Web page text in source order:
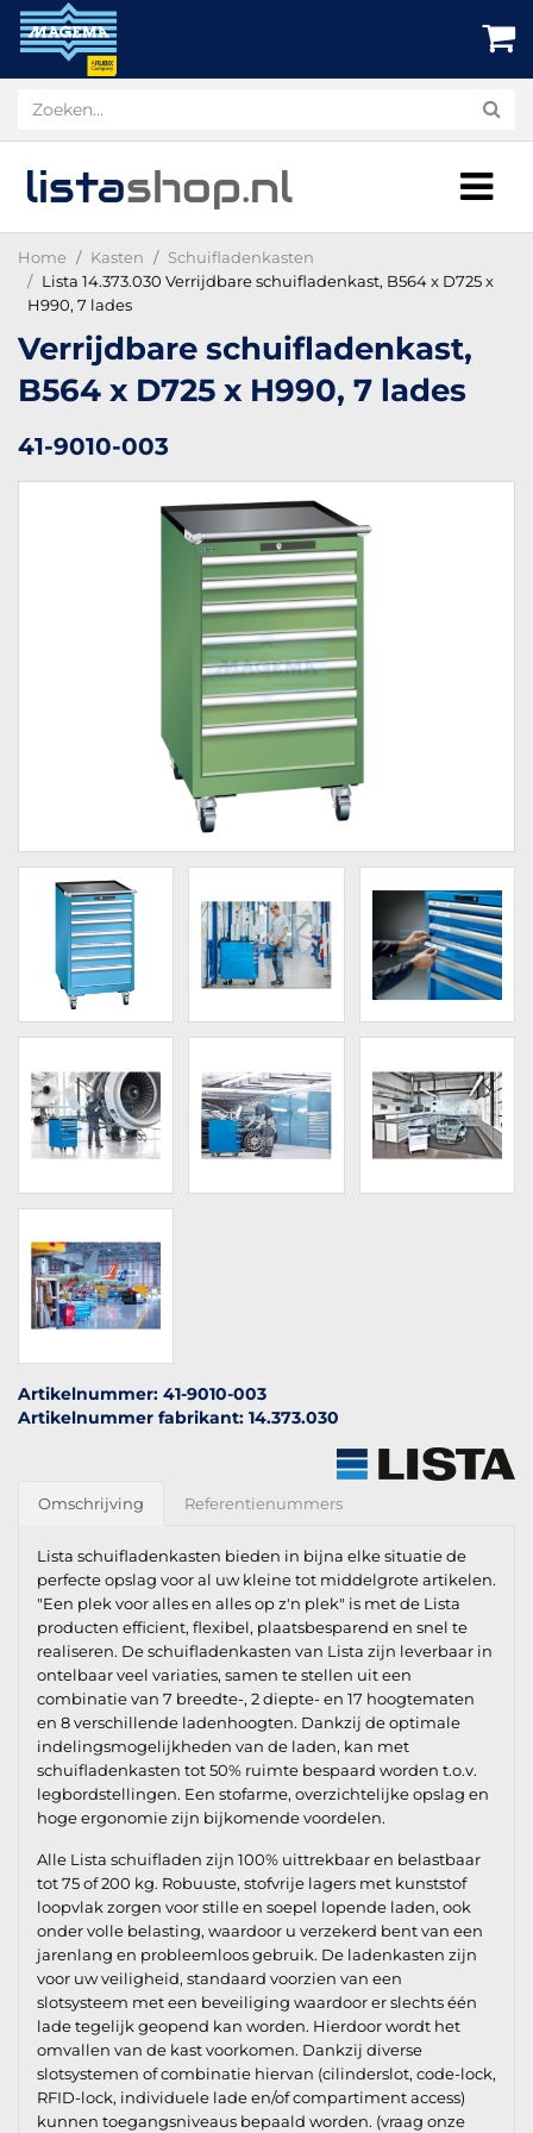
listashop.nl
Home Kasten
Schuifladenkasten
Lista 14.373.030 Verrijdbare schuifladenkast, B564 x D725 x
H990, 7 lades
Verrijdbare schuifladenkast,
B564 x D725 x H990, 7 lades
41-9010-003
Artikelnummer: 41-9010-003
Artikelnummer fabrikant: 14.373.030
Omschrijving Referentienummers
Lista schuifladenkasten bieden in bijna elke situatie de
perfecte opslag voor al uw kleine tot middelgrote artikelen.
"Een plek voor alles en alles op z'n plek" is met de Lista
producten efficient, flexibel, plaatsbesparend en snel te
realiseren. De schuifladenkasten van Lista zijn leverbaar in
ontelbaar veel variaties, samen te stellen uit een
combinatie van 7 breedte-, 2 diepte- en 17 hoogtematen
en 8 verschillende ladenhoogten. Dankzij de optimale
indelingsmogelijkheden van de laden, kan met
schuifladenkasten tot 50% ruimte bespaard worden t.o.v.
legbordstellingen. Een stofarme, overzichtelijke opslag en
hoge ergonomie zijn bijkomende voordelen.
Alle Lista schuifladen zijn 100% uittrekbaar en belastbaar
tot 75 of 200 kg. Robuuste, stofvrije lagers met kunststof
loopvlak zorgen voor stille en soepel lopende laden, ook
onder volle belasting, waardoor u verzekerd bent van een
jarenlang en probleemloos gebruik. De ladenkasten zijn
voor uw veiligheid, standaard voorzien van een
slotsysteem met een beveiliging waardoor er slechts één
lade tegelijk geopend kan worden. Hierdoor wordt het
omvallen van de kast voorkomen. Dankzij diverse
slotsystemen of combinatie hiervan (cilinderslot, code-lock,
RFID-lock, individuele lade en/of compartiment access)
kunnen toegangsniveaus bepaald worden. (vraag onze